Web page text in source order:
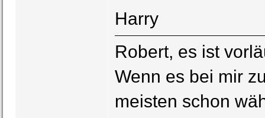
Harry
Robert, es ist
Wenn es bei mir
meisten schon